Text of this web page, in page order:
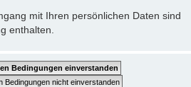
mit Ihren persönlichen Daten sind
enthalten.